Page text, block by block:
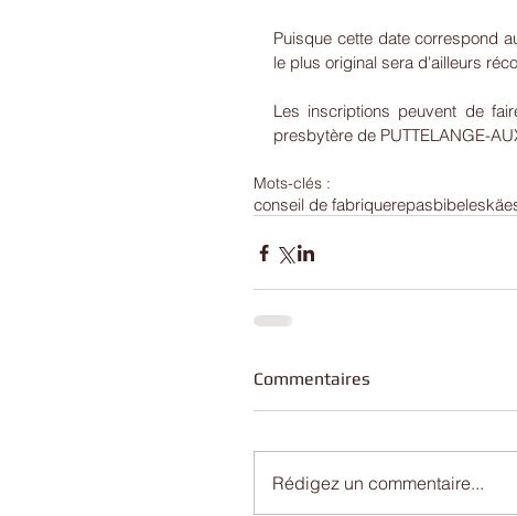
Puisque cette date correspond
le plus original sera d'ailleurs
Les inscriptions peuvent de
presbytère de PUTTELANGE-
Mots-clés :
conseil de fabriquerepas
Commentaires
Rédigez un commentaire...